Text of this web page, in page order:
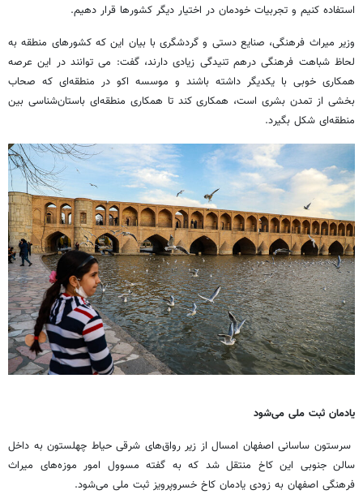
استفاده کنیم و تجربیات خودمان در اختیار دیگر کشورها قرار دهیم.
وزیر میراث فرهنگی، صنایع دستی و گردشگری با بیان این که کشورهای منطقه به
لحاظ شباهت فرهنگی درهم تنیدگی زیادی دارند، گفت: می توانند در این عرصه
همکاری خوبی با یکدیگر داشته باشند و موسسه اکو در منطقه‌ای که صحاب
بخشی از تمدن بشری است، همکاری کند تا همکاری منطقه‌ای باستان‌شناسی بین
منطقه‌ای شکل بگیرد.
یادمان ثبت ملی می‌شود
سرستون ساسانی اصفهان امسال از زیر رواق‌های شرقی حیاط چهلستون به داخل
سالن جنوبی این کاخ منتقل شد که به گفته مسوول امور موزه‌های میراث
فرهنگی اصفهان به زودی یادمان کاخ خسروپرویز ثبت ملی می‌شود.